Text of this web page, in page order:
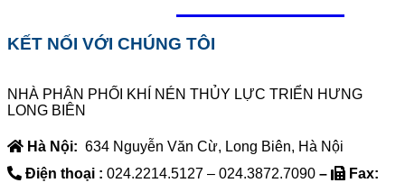
KẾT NỐI VỚI CHÚNG TÔI
NHÀ PHÂN PHỐI KHÍ NÉN THỦY LỰC TRIỂN HƯNG
LONG BIÊN
Hà Nội: 634 Nguyễn Văn Cừ, Long Biên, Hà Nội
Điện thoại : 024.2214.5127 – 024.3872.7090 –
Fax: